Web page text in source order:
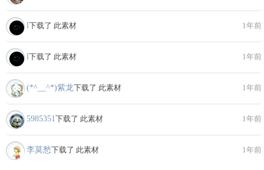
l下载了 此素材 1年前
l下载了 此素材 1年前
(*^__^*)紫龙下载了 此素材 1年前
5985351下载了 此素材 1年前
李莫愁下载了 此素材 1年前